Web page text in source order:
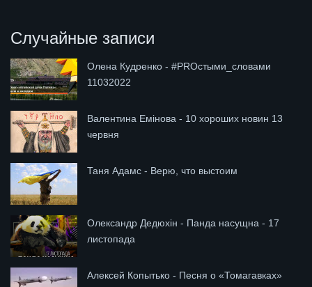
Случайные записи
Олена Кудренко - #PROстыми_словами
11032022
Валентина Емінова - 10 хороших новин 13
червня
Таня Адамс - Верю, что выстоим
Олександр Дедюхін - Панда насущна - 17
листопада
Алексей Копытько - Песня о «Томагавках»